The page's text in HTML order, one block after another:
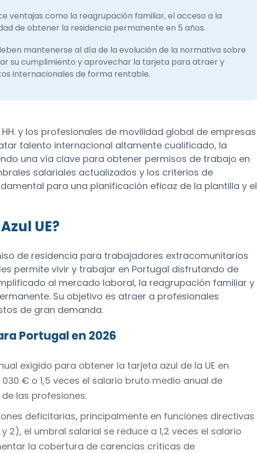
ventajas como la reagrupación familiar, el acceso a la
de obtener la residencia permanente en 5 años.
mantenerse al día de la evolución de la normativa sobre
su cumplimiento y aprovechar la tarjeta para atraer y
internacionales de forma rentable.
HH. y los profesionales de movilidad global de empresas
talento internacional altamente cualificado, la
una vía clave para obtener permisos de trabajo en
salariales actualizados y los criterios de
para una planificación eficaz de la plantilla y el
UE?
de residencia para trabajadores extracomunitarios
permite vivir y trabajar en Portugal disfrutando de
al mercado laboral, la reagrupación familiar y
Su objetivo es atraer a profesionales
de gran demanda.
Portugal en 2026
exigido para obtener la tarjeta azul de la UE en
030 € o 1,5 veces el salario bruto medio anual de
las profesiones.
deficitarias, principalmente en funciones directivas
2), el umbral salarial se reduce a 1,2 veces el salario
la cobertura de carencias críticas de